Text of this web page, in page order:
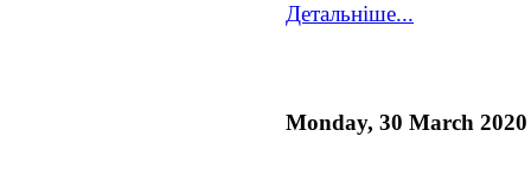
Детальніше...
Monday, 30 March 2020